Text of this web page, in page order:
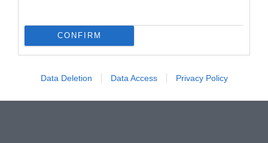
CONFIRM
Data Deletion Data Access Privacy Policy